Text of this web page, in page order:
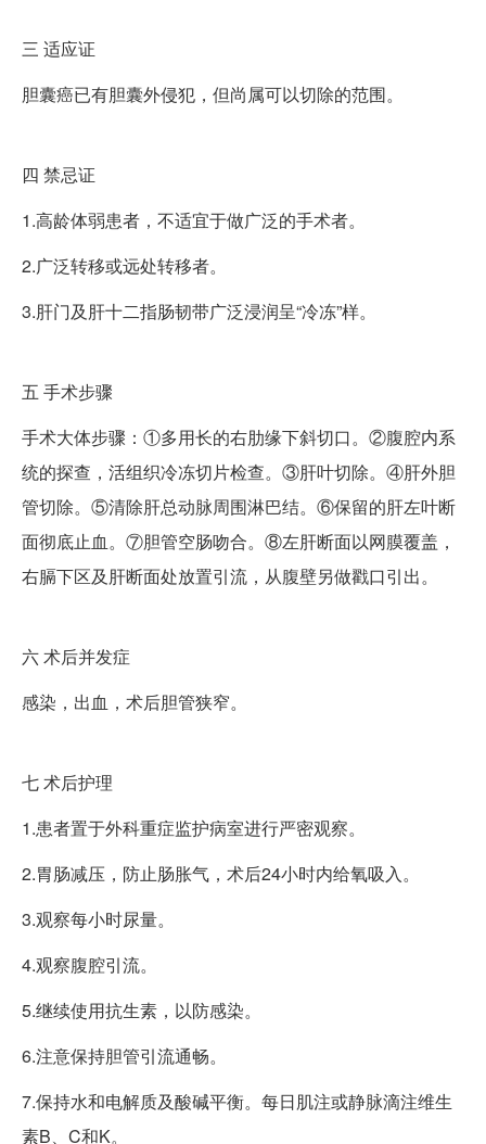
三 适应证
胆囊癌已有胆囊外侵犯，但尚属可以切除的范围。
四 禁忌证
1.高龄体弱患者，不适宜于做广泛的手术者。
2.广泛转移或远处转移者。
3.肝门及肝十二指肠韧带广泛浸润呈“冷冻”样。
五 手术步骤
手术大体步骤：①多用长的右肋缘下斜切口。②腹腔内系
统的探查，活组织冷冻切片检查。③肝叶切除。④肝外胆
管切除。⑤清除肝总动脉周围淋巴结。⑥保留的肝左叶断
面彻底止血。⑦胆管空肠吻合。⑧左肝断面以网膜覆盖，
右膈下区及肝断面处放置引流，从腹壁另做戳口引出。
六术后并发症
感染，出血，术后胆管狭窄。
七术后护理
1.患者置于外科重症监护病室进行严密观察。
2.胃肠减压，防止肠胀气，术后24小时内给氧吸入。
3.观察每小时尿量。
4.观察腹腔引流。
5.继续使用抗生素，以防感染。
6.注意保持胆管引流通畅。
7.保持水和电解质及酸碱平衡。每日肌注或静脉滴注维生
素B、C和K。